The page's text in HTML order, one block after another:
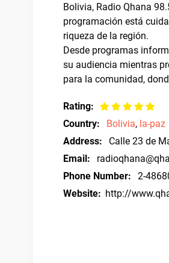
Bolivia, Radio Qhana
programación está
riqueza de la región.
Desde programas
su audiencia mientras
para la comunidad,
Rating:
Country:
Bolivia, la-paz
Address:
Calle 23 de
Email:
Phone Number:
2-
Website: http://